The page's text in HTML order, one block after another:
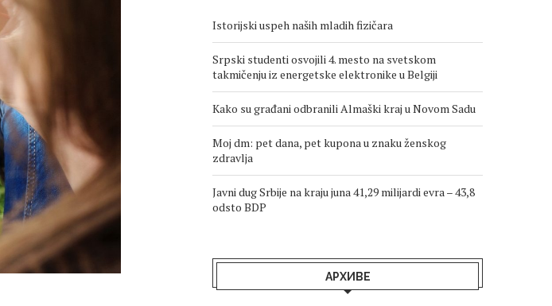
Istorijski uspeh naših mladih fizičara
Srpski studenti osvojili 4. mesto na svetskom
takmičenju iz energetske elektronike u Belgiji
Kako su građani odbranili Almaški kraj u Novom Sadu
Moj dm: pet dana, pet kupona u znaku ženskog
zdravlja
Javni dug Srbije na kraju juna 41,29 milijardi evra – 43,8
odsto BDP
АРХИВЕ